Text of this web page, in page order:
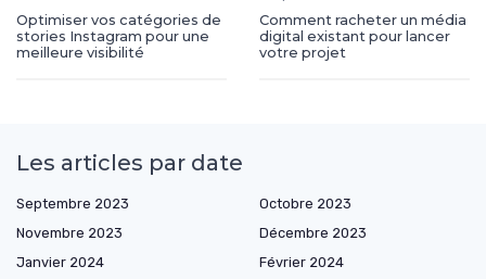
Optimiser vos catégories de
stories Instagram pour une
meilleure visibilité
Comment racheter un média
digital existant pour lancer
votre projet
Les articles par date
Septembre 2023
Octobre 2023
Novembre 2023
Décembre 2023
Janvier 2024
Février 2024